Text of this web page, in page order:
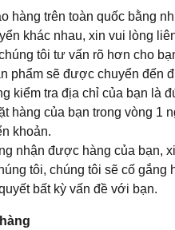
hàng trên toàn quốc bằng
khác nhau, xin vui lòng
tôi tư vấn rõ hơn cho
phẩm sẽ được chuyển đến
kiểm tra địa chỉ của bạn là
hàng của bạn trong vòng 1
khoản.
nhận được hàng của bạn,
tôi, chúng tôi sẽ cố gắng
bất kỳ vấn đề với bạn.